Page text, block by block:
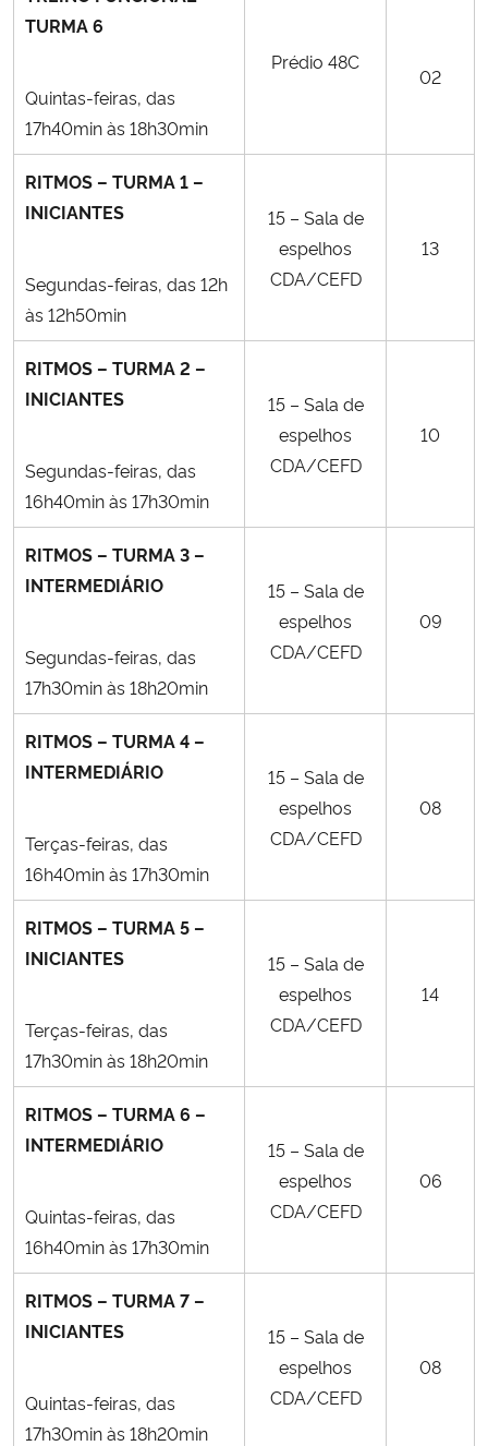
TURMA 6
Quintas-feiras, das
17h40min às 18h30min
Prédio 48C
02
RITMOS – TURMA 1 –
INICIANTES
Segundas-feiras, das 12h
às 12h50min
15 – Sala de
espelhos
CDA/CEFD
13
RITMOS – TURMA 2 –
INICIANTES
Segundas-feiras, das
16h40min às 17h30min
15 – Sala de
espelhos
CDA/CEFD
10
RITMOS – TURMA 3 –
INTERMEDIÁRIO
Segundas-feiras, das
17h30min às 18h20min
15 – Sala de
espelhos
CDA/CEFD
09
RITMOS – TURMA 4 –
INTERMEDIÁRIO
Terças-feiras, das
16h40min às 17h30min
15 – Sala de
espelhos
CDA/CEFD
08
RITMOS – TURMA 5 –
INICIANTES
Terças-feiras, das
17h30min às 18h20min
15 – Sala de
espelhos
CDA/CEFD
14
RITMOS – TURMA 6 –
INTERMEDIÁRIO
Quintas-feiras, das
16h40min às 17h30min
15 – Sala de
espelhos
CDA/CEFD
06
RITMOS – TURMA 7 –
INICIANTES
Quintas-feiras, das
17h30min às 18h20min
15 – Sala de
espelhos
CDA/CEFD
08